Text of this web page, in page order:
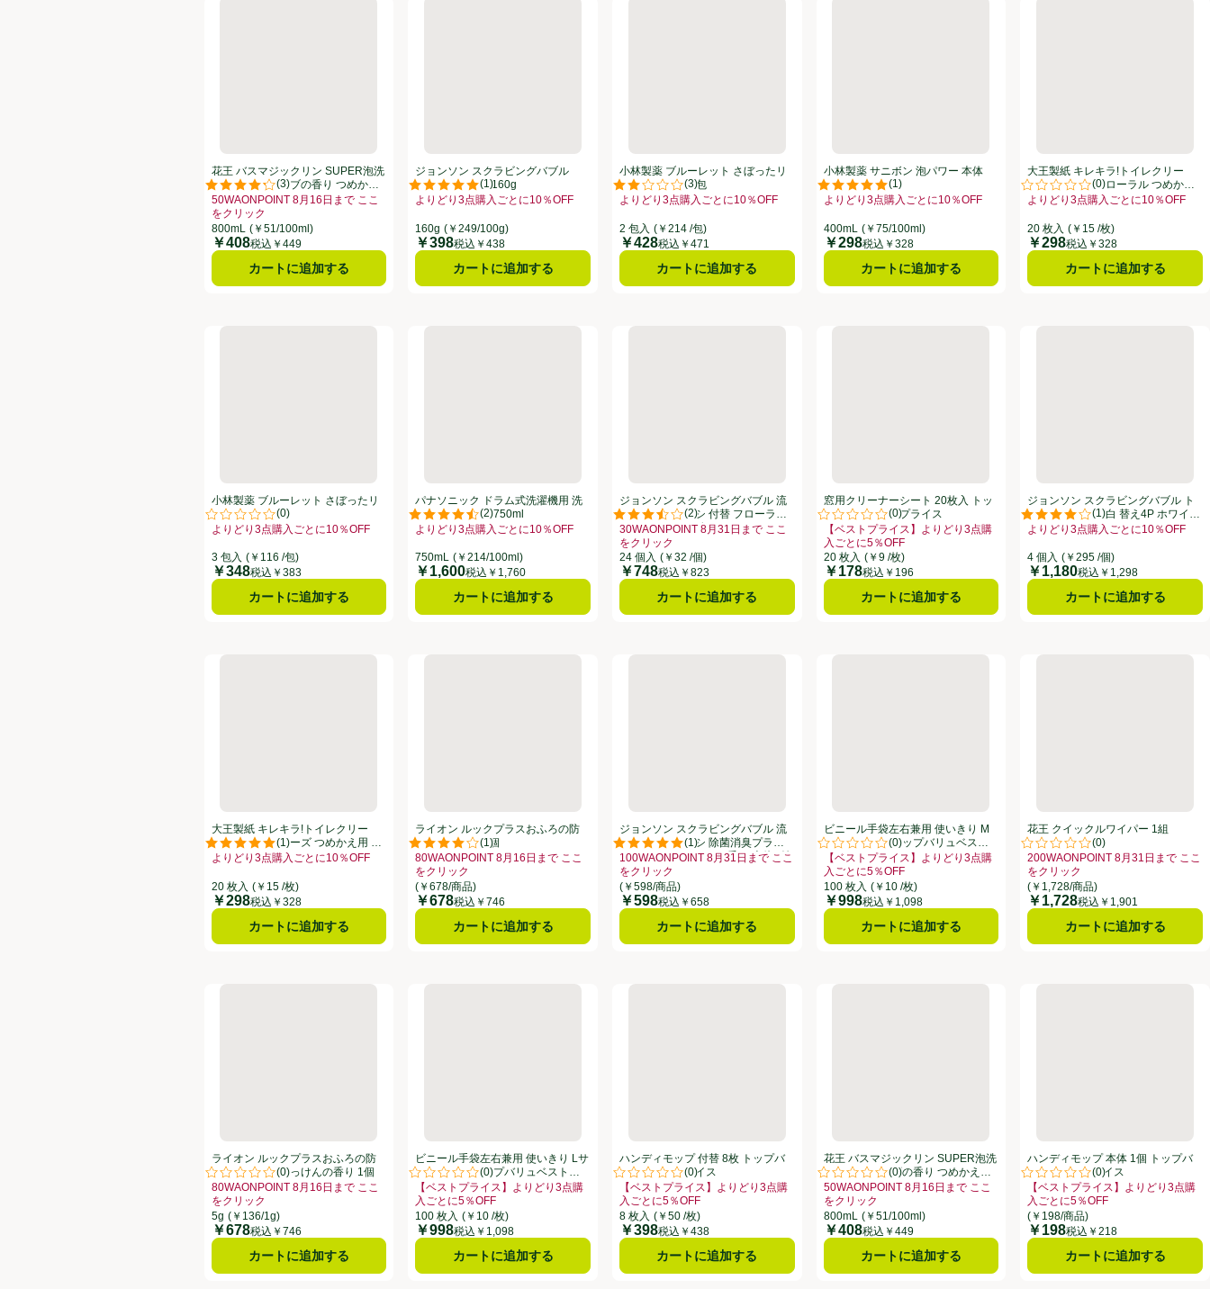
花王 バスマジックリン SUPER泡洗浄 グリーンハーブの香り つめかえ用 800ml
(3)
評価は3件のレビューで5点中4.3点。
花王 バスマジックリン SUPER泡洗
浄 グリーンハーブの香り つめかえ
用 800ml
50WAONPOINT 8月16日まで ここ
をクリック
お買い得品名：50WAONPOINT 8月16日まで ここをクリック、、クリックしてこのオファーのある全商品リストを表示
800mL (￥51/100ml)
価格
￥408税込￥449
カートに追加する
ジョンソン スクラビングバブル ジャバ 1つ穴用 160g
(1)
評価は1件のレビューで5点中5.0点。
ジョンソン スクラビングバブル
ジャバ 1つ穴用 160g
よりどり3点購入ごとに10％OFF
160g (￥249/100g)
価格
￥398税込￥438
カートに追加する
小林製薬 ブルーレット さぼったリング 大盛り泡 2包
(3)
評価は3件のレビューで5点中2.0点。
小林製薬 ブルーレット さぼったリ
ング 大盛り泡 2包
よりどり3点購入ごとに10％OFF
2 包入 (￥214 /包)
価格
￥428税込￥471
カートに追加する
小林製薬 サニボン 泡パワー 本体 400ml
(1)
評価は1件のレビューで5点中5.0点。
小林製薬 サニボン 泡パワー 本体
400ml
よりどり3点購入ごとに10％OFF
400mL (￥75/100ml)
価格
￥298税込￥328
カートに追加する
大王製紙 キレキラ!トイレク
(0)
評価は0件のレビューで5点中0.0
大王製紙 キレキラ!トイレクリー
ナー クリーンフローラル つめかえ
用 20枚
よりどり3点購入ごとに10％OFF
20 枚入 (￥15 /枚)
価格
￥298税込￥328
カートに追加する
小林製薬 ブルーレット さぼったリング 3包
(0)
評価は0件のレビューで5点中0.0点。
小林製薬 ブルーレット さぼったリ
ング 3包
よりどり3点購入ごとに10％OFF
お買い得品名：よりどり3点購入ごとに10％OFF、、クリックしてこのオファーのある全商品リストを表示
3 包入 (￥116 /包)
価格
￥348税込￥383
カートに追加する
パナソニック ドラム式洗濯機用 洗濯槽クリーナー 750ml
(2)
評価は2件のレビューで5点中4.5点。
パナソニック ドラム式洗濯機用 洗
濯槽クリーナー 750ml
よりどり3点購入ごとに10％OFF
お買い得品名：よりどり3点購入ごとに10％OFF、、クリックしてこのオファーのある全商品リストを表示
750mL (￥214/100ml)
価格
￥1,600税込￥1,760
カートに追加する
ジョンソン スクラビングバブル 流せるトイレブラシ 付替 フローラルソープの香り 24個
(2)
評価は2件のレビューで5点中3.5点。
ジョンソン スクラビングバブル 流
せるトイレブラシ 付替 フローラル
ソープの香り 24個
30WAONPOINT 8月31日まで ここ
をクリック
お買い得品名：30WAONPOINT 8月31日まで ここをクリック、、クリックしてこのオファーのある全商品リストを表示
24 個入 (￥32 /個)
価格
￥748税込￥823
カートに追加する
窓用クリーナーシート 20枚入 トップバリュベストプライス
(0)
評価は0件のレビューで5点中0.0点。
窓用クリーナーシート 20枚入 トッ
プバリュベストプライス
【ベストプライス】よりどり3点購
入ごとに5％OFF
お買い得品名：【ベストプライス】よりどり3点購入ごとに5％OFF、、クリッ
20 枚入 (￥9 /枚)
価格
￥178税込￥196
カートに追加する
ジョンソン スクラビングバ
(1)
評価は1件のレビューで5点中4.0
ジョンソン スクラビングバブル ト
イレスタンプ 漂白 替え4P ホワイ
ティーシトラス 38g x 4
よりどり3点購入ごとに10％OFF
4 個入 (￥295 /個)
価格
￥1,180税込￥1,298
カートに追加する
大王製紙 キレキラ!トイレクリーナー ハッピーローズ つめかえ用 20枚
(1)
評価は1件のレビューで5点中5.0点。
大王製紙 キレキラ!トイレクリー
ナー ハッピーローズ つめかえ用 20
枚
よりどり3点購入ごとに10％OFF
お買い得品名：よりどり3点購入ごとに10％OFF、、クリックしてこのオファーのある全商品リストを表示
20 枚入 (￥15 /枚)
価格
￥298税込￥328
カートに追加する
ライオン ルックプラスおふろの防カビくん煙剤 1個
(1)
評価は1件のレビューで5点中4.0点。
ライオン ルックプラスおふろの防
カビくん煙剤 1個
80WAONPOINT 8月16日まで ここ
をクリック
お買い得品名：80WAONPOINT 8月16日まで ここをクリック、、クリックしてこのオファーのある全商品リストを表示
(￥678/商品)
価格
￥678税込￥746
カートに追加する
ジョンソン スクラビングバブル 流せるトイレブラシ 除菌消臭プラス ホワイトブロッサムの香り 本体
(1)
評価は1件のレビューで5点中5.0点。
ジョンソン スクラビングバブル 流
せるトイレブラシ 除菌消臭プラス
ホワイトブロッサムの香り 本体+付
替4コ入り
100WAONPOINT 8月31日まで ここ
をクリック
お買い得品名：100WAONPOINT 8月31日まで ここをクリック、、クリックしてこのオファーのある全商品リストを表示
(￥598/商品)
価格
￥598税込￥658
カートに追加する
ビニール手袋左右兼用 使いきり Mサイズ 100枚 トップバリュベ
(0)
評価は0件のレビューで5点中0.0点。
ビニール手袋左右兼用 使いきり M
サイズ 100枚 トップバリュベスト
プライス
【ベストプライス】よりどり3点購
入ごとに5％OFF
お買い得品名：【ベストプライス】よりどり3点購入ごとに5％OFF、、クリ
100 枚入 (￥10 /枚)
価格
￥998税込￥1,098
カートに追加する
花王 クイックルワイパー 1組
(0)
評価は0件のレビューで5点中0.0
花王 クイックルワイパー 1組
200WAONPOINT 8月31日まで ここ
をクリック
お買い得品名：200WAONPOINT 8
(￥1,728/商品)
価格
￥1,728税込￥1,901
カートに追加する
ライオン ルックプラスおふろの防カビくん煙剤 せっけんの香り 1個
(0)
評価は0件のレビューで5点中0.0点。
ライオン ルックプラスおふろの防
カビくん煙剤 せっけんの香り 1個
80WAONPOINT 8月16日まで ここ
をクリック
お買い得品名：80WAONPOINT 8月16日まで ここをクリック、、クリックしてこのオファーのある全商品リストを表示
5g (￥136/1g)
価格
￥678税込￥746
カートに追加する
ビニール手袋左右兼用 使いきり Lサイズ 100枚 トップバリュベストプライス
(0)
評価は0件のレビューで5点中0.0点。
ビニール手袋左右兼用 使いきり Lサ
イズ 100枚 トップバリュベストプ
ライス
【ベストプライス】よりどり3点購
入ごとに5％OFF
お買い得品名：【ベストプライス】よりどり3点購入ごとに5％OFF、、クリックしてこのオファーのある全商品リストを表示
100 枚入 (￥10 /枚)
価格
￥998税込￥1,098
カートに追加する
ハンディモップ 付替 8枚 トップバリュベストプライス
(0)
評価は0件のレビューで5点中0.0点。
ハンディモップ 付替 8枚 トップバ
リュベストプライス
【ベストプライス】よりどり3点購
入ごとに5％OFF
お買い得品名：【ベストプライス】よりどり3点購入ごとに5％OFF、、クリックしてこのオファーのある全商品リストを
8 枚入 (￥50 /枚)
価格
￥398税込￥438
カートに追加する
花王 バスマジックリン SUPER泡洗浄 アロマローズの香り つめか
(0)
評価は0件のレビューで5点中0.0点。
花王 バスマジックリン SUPER泡洗
浄 アロマローズの香り つめかえ用
800ml
50WAONPOINT 8月16日まで ここ
をクリック
お買い得品名：50WAONPOINT 8月16日まで ここをクリック、、クリックし
800mL (￥51/100ml)
価格
￥408税込￥449
カートに追加する
ハンディモップ 本体 1個 ト
(0)
評価は0件のレビューで5点中0.0
ハンディモップ 本体 1個 トップバ
リュベストプライス
【ベストプライス】よりどり3点購
入ごとに5％OFF
お買い得品名：【ベストプライス】
(￥198/商品)
価格
￥198税込￥218
カートに追加する